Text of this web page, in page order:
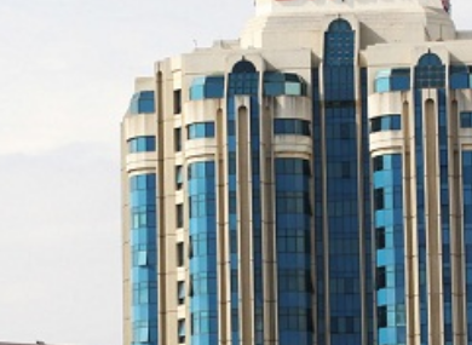
Economique